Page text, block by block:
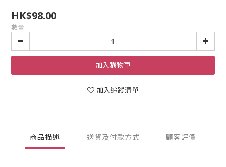
HK$98.00
數量
加入購物車
加入追蹤清單
商品描述 送貨及付款方式 顧客評價